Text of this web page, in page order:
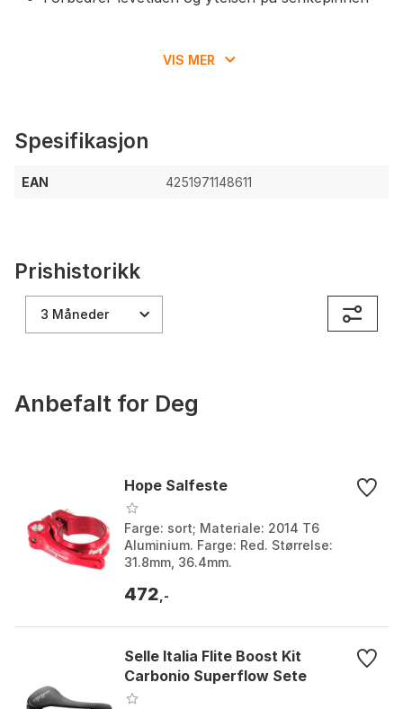
VIS MER
Spesifikasjon
EAN 4251971148611
Prishistorikk
3 Måneder
Anbefalt for Deg
Hope Salfeste
Farge: sort; Materiale: 2014 T6
Aluminium. Farge: Red. Størrelse:
31.8mm, 36.4mm.
472 ,-
Selle Italia Flite Boost Kit
Carbonio Superflow Sete